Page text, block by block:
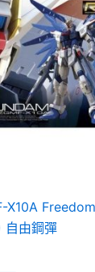
X10A Freedom
自由鋼彈